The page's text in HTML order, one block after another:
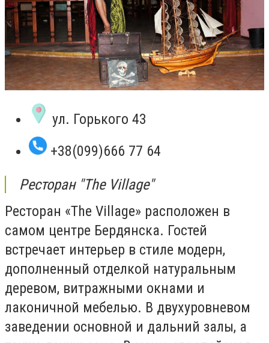
ул. Горького 43
+38(099)666 77 64
Ресторан "The Village"
Ресторан «The Village» расположен в
самом центре Бердянска. Гостей
встречает интерьер в стиле модерн,
дополненный отделкой натуральным
деревом, витражными окнами и
лаконичной мебелью. В двухуровневом
заведении основной и дальний залы, а